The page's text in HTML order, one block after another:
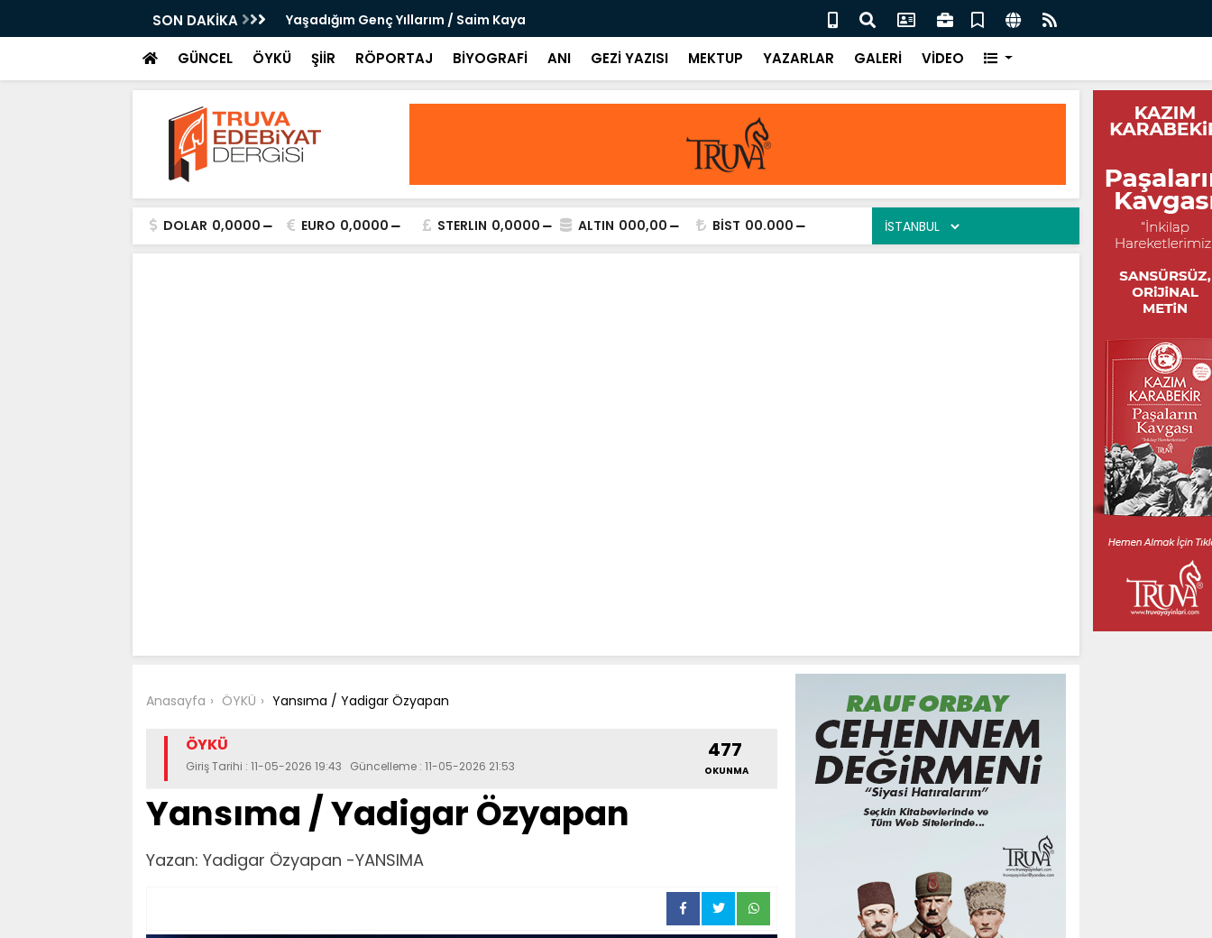
SON DAKİKA Yaşadığım Genç Yıllarım / Saim Kaya Ah Ettim / Neşenur Ebrar
GÜNCEL ÖYKÜ ŞİİR RÖPORTAJ BİYOGRAFİ ANI GEZİ YAZISI MEKTUP YAZARLAR GALERİ VİDEO
DOLAR 0,0000 EURO 0,0000 STERLIN 0,0000 ALTIN 000,00 BİST 00.000
Anasayfa ÖYKÜ Yansıma / Yadigar Özyapan
ÖYKÜ
Giriş Tarihi : 11-05-2026 19:43 Güncelleme : 11-05-2026 21:53
477
OKUNMA
Yansıma / Yadigar Özyapan
Yazan: Yadigar Özyapan -YANSIMA